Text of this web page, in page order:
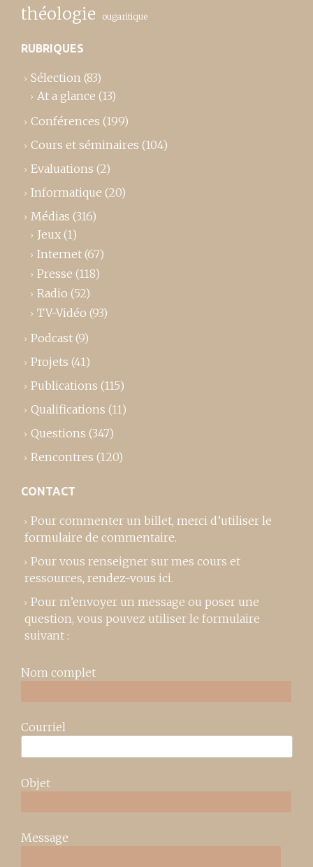
théologie ougaritique
RUBRIQUES
Sélection (83)
At a glance (13)
Conférences (199)
Cours et séminaires (104)
Evaluations (2)
Informatique (20)
Médias (316)
Jeux (1)
Internet (67)
Presse (118)
Radio (52)
TV-Vidéo (93)
Podcast (9)
Projets (41)
Publications (115)
Qualifications (11)
Questions (347)
Rencontres (120)
CONTACT
Pour commenter un billet, merci d’utiliser le
formulaire de commentaire.
Pour vous renseigner sur mes cours et
ressources, rendez-vous ici.
Pour m’envoyer un message ou poser une
question, vous pouvez utiliser le formulaire
suivant :
Nom complet
Courriel
Objet
Message